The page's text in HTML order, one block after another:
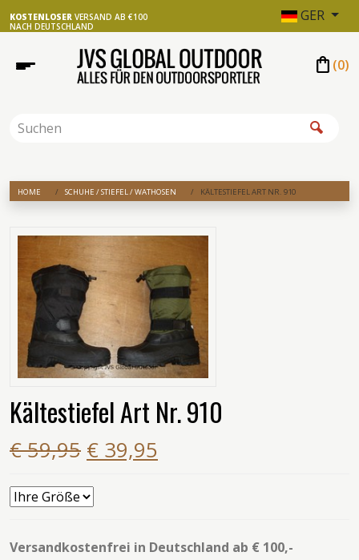
KOSTENLOSER VERSAND AB €100
NACH DEUTSCHLAND
GER
shopping_bag (0)
HOME SCHUHE / STIEFEL / WATHOSEN KÄLTESTIEFEL ART NR. 910
Kältestiefel Art Nr. 910
€ 59,95 € 39,95
Versandkostenfrei in Deutschland ab € 100,-